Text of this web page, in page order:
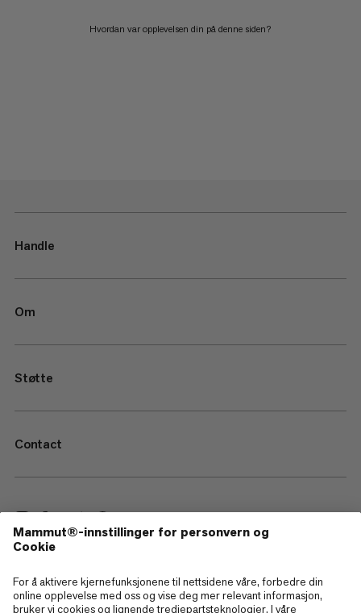
Hvordan var opplevelsen din på denne siden?
Handle
Om
Støtte
Contact
—